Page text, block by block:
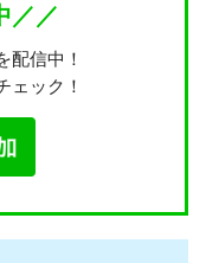
／／
配信中！
ェック！